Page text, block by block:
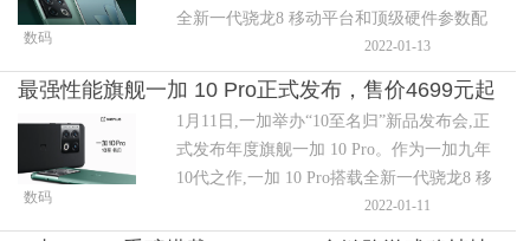
全新一代骁龙8 移动平台和顶级硬件参数配
置,采用领先行业一代的2K+120Hz LTPO2.0
屏幕以及与影像传奇品牌哈苏深度合作推出
的哈苏影像2.0。
数码 2022-01-13
最强性能旗舰一加 10 Pro正式发布，售价4699元起
1月11日,一加举办“10至名归”新品发布会,正
式发布年度旗舰一加 10 Pro。作为一加九年
10代之作,一加 10 Pro搭载全新一代骁龙8 移
动平台+LPDDR5+UFS3.1+ USB3.1顶级性能
组合,拥有与摄影界传奇品牌哈苏深度合作推
数码 2022-01-11